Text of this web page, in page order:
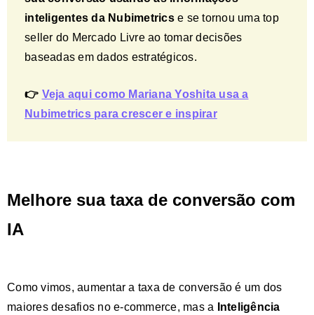
inteligentes da Nubimetricse se tornou uma top
seller do Mercado Livre ao tomar decisões
baseadas em dados estratégicos.
👉 Veja aqui como Mariana Yoshita usa a
Nubimetrics para crescer e inspirar
Melhore sua taxa de conversão com
IA
Como vimos, aumentar a taxa de conversão é um dos
maiores desafios no e-commerce, mas a
Inteligência